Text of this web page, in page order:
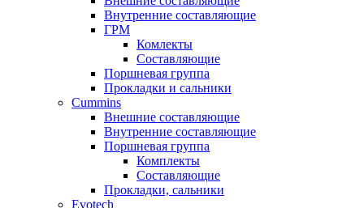
Внутренние составляющие
ГРМ
Комлекты
Составляющие
Поршневая группа
Прокладки и сальники
Cummins
Внешние составляющие
Внутренние составляющие
Поршневая группа
Комплекты
Составляющие
Прокладки, сальники
Evotech